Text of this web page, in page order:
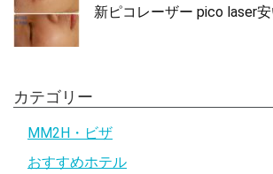
新ピコレーザー pico laser
カテゴリー
MM2H・ビザ
おすすめホテル